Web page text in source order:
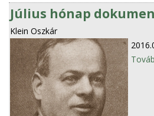
Július hónap
Klein Oszkár